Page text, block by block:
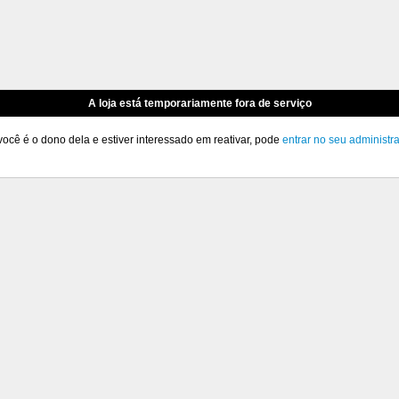
A loja está temporariamente fora de serviço
é o dono dela e estiver interessado em reativar, pode entrar no seu